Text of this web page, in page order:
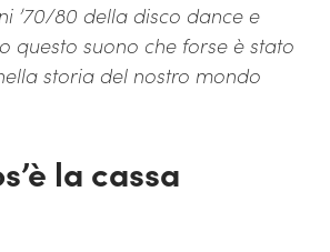
’70/80 della disco dance e
questo suono che forse è stato
storia del nostro mondo
la cassa